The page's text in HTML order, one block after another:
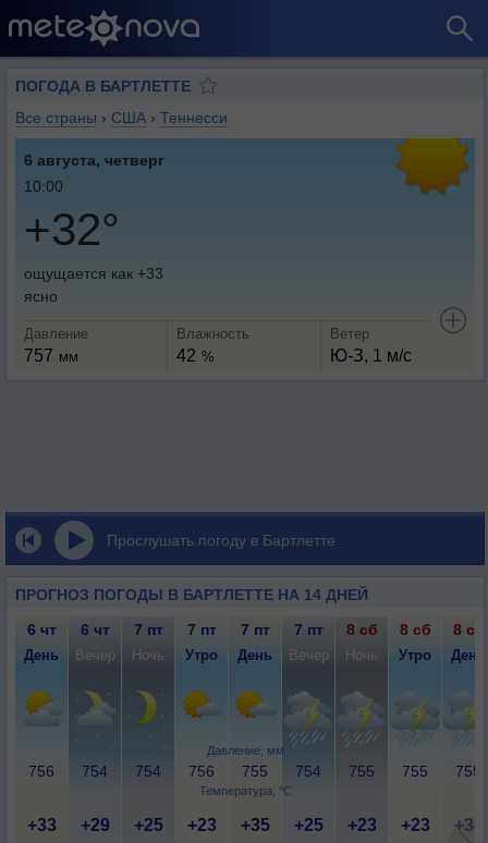
ПОГОДА В БАРТЛЕТТЕ
Все страны › США › Теннесси
6 августа, четверг
10:00
+32°
ощущается как +33
ясно
Давление
757 мм
Влажность
42 %
Ветер
Ю-З, 1 м/с
Прослушать погоду в Бартлетте
ПРОГНОЗ ПОГОДЫ В БАРТЛЕТТЕ НА 14 ДНЕЙ
Давление, мм
Температура, °C
6 чт 6 чт 7 пт 7 пт 7 пт 7 пт 8 сб 8 сб 8 сб
День Вечер Ночь Утро День Вечер Ночь Утро День
756 754 754 756 755 754 755 755 755
+33 +29 +25 +23 +35 +25 +23 +23 +34